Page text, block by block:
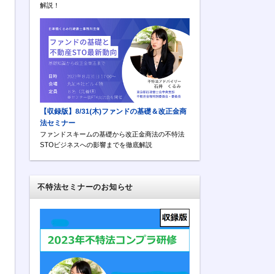
解説！
【収録版】8/31(木)ファンドの基礎＆改正金商
法セミナー
ファンドスキームの基礎から改正金商法の不特法
STOビジネスへの影響までを徹底解説
不特法セミナーのお知らせ